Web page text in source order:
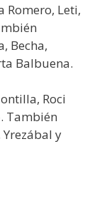
Romero, Leti,
Becha,
Balbuena.
Roci
También
Yrezábal y